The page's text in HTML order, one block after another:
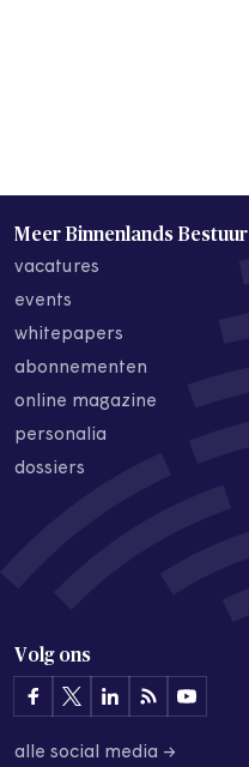
Meer Binnenlands Bestuur
vacatures
events
whitepapers
abonnementen
online magazine
personalia
dossiers
Volg ons
alle social media →